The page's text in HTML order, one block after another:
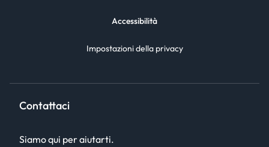
Accessibilità
Impostazioni della privacy
Contattaci
Siamo qui per aiutarti.